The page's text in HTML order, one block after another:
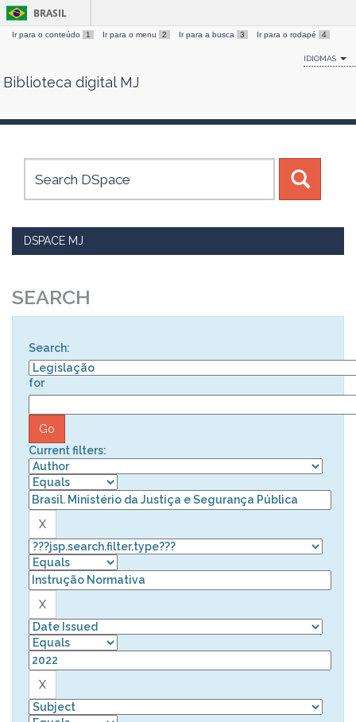
Skip
BRASIL
Ir para o conteúdo 1 Ir para o menu 2 Ir para a busca 3 Ir para o rodapé 4
IDIOMAS
Biblioteca digital MJ
DSPACE MJ
SEARCH
Search:
for
Current filters: